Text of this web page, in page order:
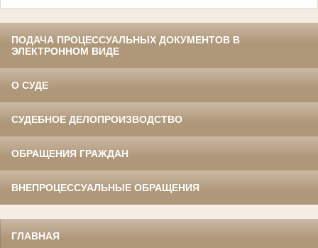
ПОДАЧА ПРОЦЕССУАЛЬНЫХ ДОКУМЕНТОВ В
ЭЛЕКТРОННОМ ВИДЕ
О СУДЕ
СУДЕБНОЕ ДЕЛОПРОИЗВОДСТВО
ОБРАЩЕНИЯ ГРАЖДАН
ВНЕПРОЦЕССУАЛЬНЫЕ ОБРАЩЕНИЯ
ГЛАВНАЯ